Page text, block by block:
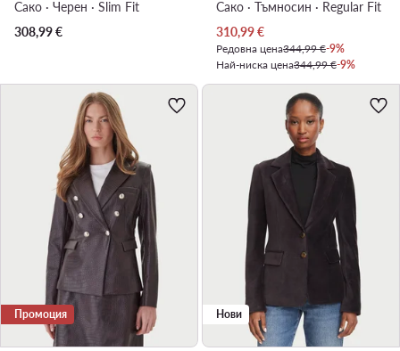
Сако · Черен · Slim Fit
308,99€
Сако · Тъмносин · Regular Fit
Актуална цена
310,99€
Редовна цена344,99 €-9%
Най-ниска цена344,99 €-9%
Промоция Нови